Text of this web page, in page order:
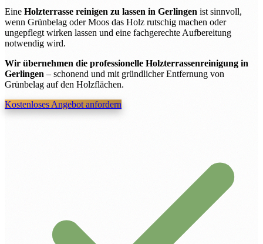
Eine Holzterrasse reinigen zu lassen in Gerlingen ist sinnvoll,
wenn Grünbelag oder Moos das Holz rutschig machen oder
ungepflegt wirken lassen und eine fachgerechte Aufbereitung
notwendig wird.
Wir übernehmen die professionelle Holzterrassenreinigung in
Gerlingen – schonend und mit gründlicher Entfernung von
Grünbelag auf den Holzflächen.
Kostenloses Angebot anfordern